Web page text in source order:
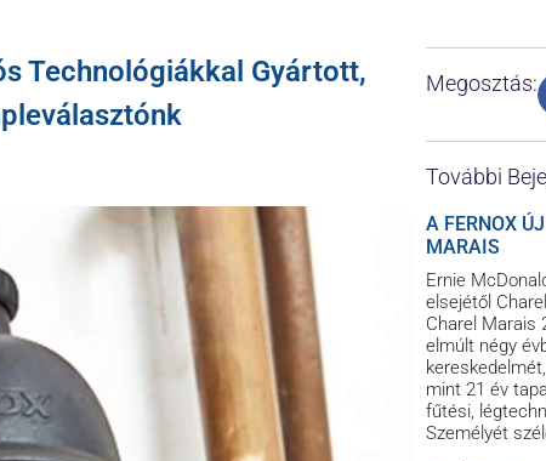
Technológiákkal Gyártott,
Megosztás:
További
A FERNOX
MARAIS
Ernie
elsejétől
Charel Marais
elmúlt négy
mint 21 év
fűtési,
Személyét